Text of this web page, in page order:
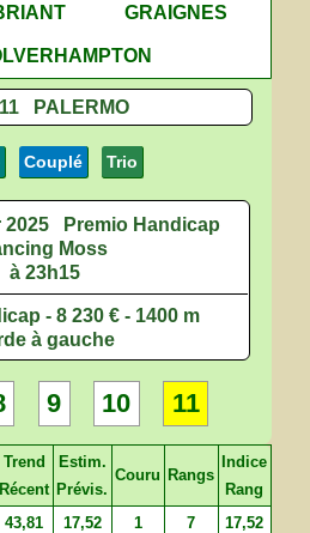
GRAIGNES
PALERMO
Couplé Trio
Premio Handicap
Moss
à 23h15
- 8 230 € - 1400 m
à gauche
9 10 11
Trend
Récent
Estim.
Prévis.
Couru Rangs
Indice
Rang
43,81 17,52 1 7 17,52